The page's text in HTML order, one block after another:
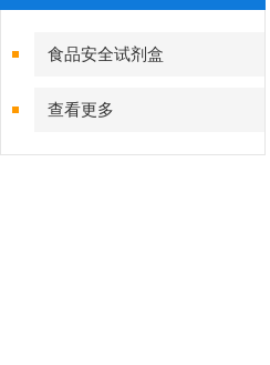
食品安全试剂盒
查看更多